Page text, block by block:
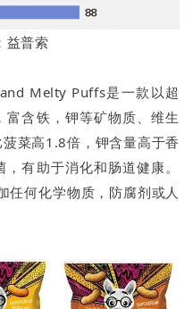
益普索
Melty Puffs是一款以超
含铁，钾等矿物质、维生
菜高1.8倍，钾含量高于香
有助于消化和肠道健康。
何化学物质，防腐剂或人